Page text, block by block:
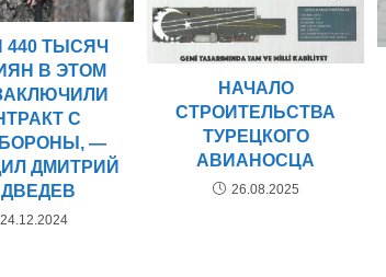
440 ТЫСЯЧ
В ЭТОМ
С
—
ДМИТРИЙ
24.12.2024
НАЧАЛО
СТРОИТЕЛЬСТВА
ТУРЕЦКОГО
АВИАНОСЦА
26.08.2025